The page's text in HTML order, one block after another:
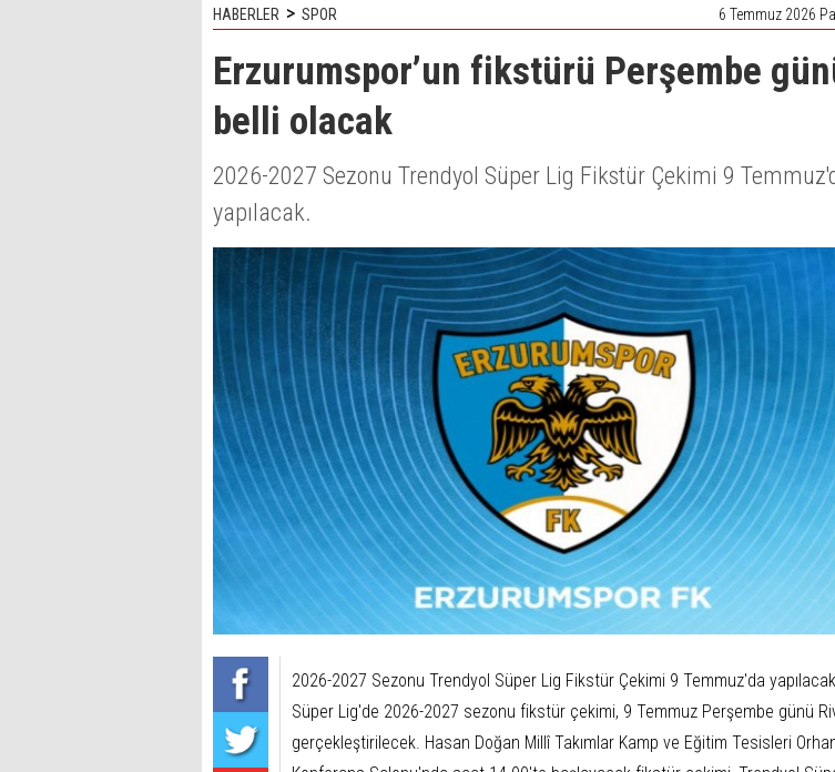
HABERLER > SPOR 6 Temmuz 2026
Erzurumspor’un fikstürü Perşembe
belli olacak
2026-2027 Sezonu Trendyol Süper Lig Fikstür Çekimi 9
yapılacak.
2026-2027 Sezonu Trendyol Süper Lig Fikstür Çekimi 9 Temmuz'da
Süper Lig'de 2026-2027 sezonu fikstür çekimi, 9 Temmuz Perşembe günü
gerçekleştirilecek. Hasan Doğan Millî Takımlar Kamp ve Eğitim Tesisleri